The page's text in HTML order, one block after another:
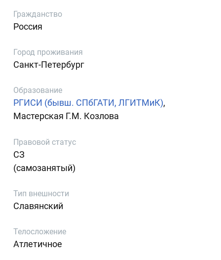
Гражданство
Россия
Город проживания
Санкт-Петербург
Образование
РГИСИ (бывш. СПбГАТИ, ЛГИТМиК),
Мастерская Г.М. Козлова
Правовой статус
СЗ
(самозанятый)
Тип внешности
Славянский
Телосложение
Атлетичное